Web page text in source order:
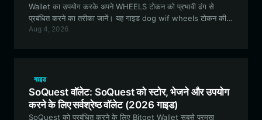
Wallet का उपयोग करके अपने WHEELS टोकन को प्रभावी ढंग से
प्रबंधित करने का तरीका जानें। यह गाइड dog wif wheels टोकन की
विशेषताओं के बारे में बताती है और सुरक्षित परिसंपत्ति प्रबंधन के लिए चरण-
Aug 4, 2026
गाइड
SoQuest वॉलेट: SoQuest को स्टोर, भेजने और उपयोग
करने के लिए सर्वश्रेष्ठ वॉलेट (2026 गाइड)
SoQuest को प्रबंधित करने के लिए Bitget Wallet सबसे प्रमुख